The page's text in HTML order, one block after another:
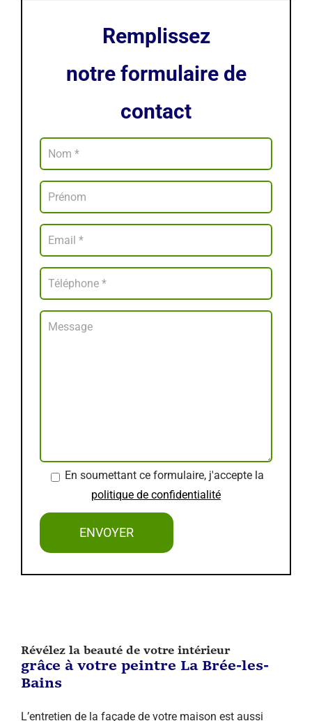
Remplissez
notre formulaire de
contact
En soumettant ce formulaire, j'accepte la
politique de confidentialité
Révélez la beauté de votre intérieur
grâce à votre peintre La Brée-les-
Bains
L’entretien de la façade de votre maison est aussi